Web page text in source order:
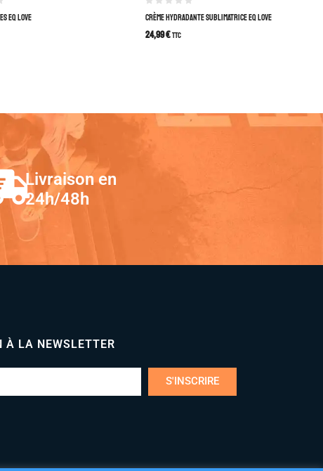
EQ LOVE CRÈME HYDRADANTE SUBLIMATRICE EQ LOVE
24,99€TTC
Livraison en
24h/48h
À LA NEWSLETTER
S'INSCRIRE